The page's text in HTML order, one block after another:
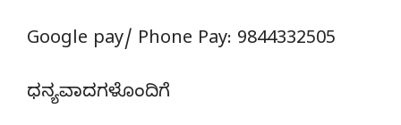
Google pay/ Phone Pay: 9844332505
ಧನ್ಯವಾದಗಳೊಂದಿಗೆ